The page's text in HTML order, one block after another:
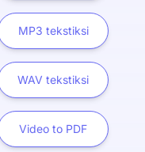
MP3 tekstiksi
WAV tekstiksi
Video to PDF